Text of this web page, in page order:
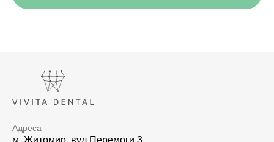
Адреса
м. Житомир, вул Перемоги 3